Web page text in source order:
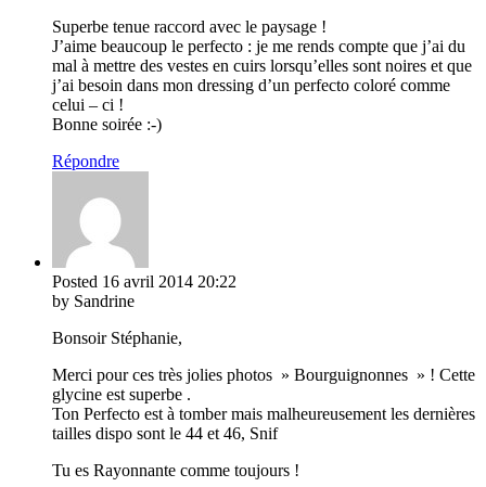
Superbe tenue raccord avec le paysage !
J’aime beaucoup le perfecto : je me rends compte que j’ai du
mal à mettre des vestes en cuirs lorsqu’elles sont noires et que
j’ai besoin dans mon dressing d’un perfecto coloré comme
celui – ci !
Bonne soirée :-)
Répondre
Posted 16 avril 2014 20:22
by Sandrine
Bonsoir Stéphanie,
Merci pour ces très jolies photos » Bourguignonnes » ! Cette
glycine est superbe .
Ton Perfecto est à tomber mais malheureusement les dernières
tailles dispo sont le 44 et 46, Snif
Tu es Rayonnante comme toujours !